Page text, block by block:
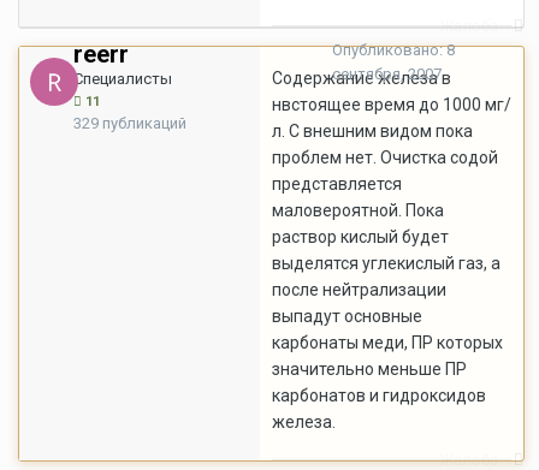
reerr
Специалисты
11
329 публикаций
Жалоба
Опубликовано:8
сентября, 2007
Содержание железа в
нвстоящее время до 1000 мг/
л. С внешним видом пока
проблем нет. Очистка содой
представляется
маловероятной. Пока
раствор кислый будет
выделятся углекислый газ, а
после нейтрализации
выпадут основные
карбонаты меди, ПР которых
значительно меньше ПР
карбонатов и гидроксидов
железа.
Жалоба